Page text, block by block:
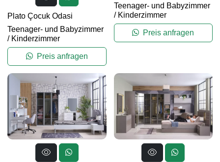
Plato Çocuk Odasi
Teenager- und Babyzimmer
/ Kinderzimmer
Preis anfragen
Teenager- und Babyzimmer
/ Kinderzimmer
Preis anfragen